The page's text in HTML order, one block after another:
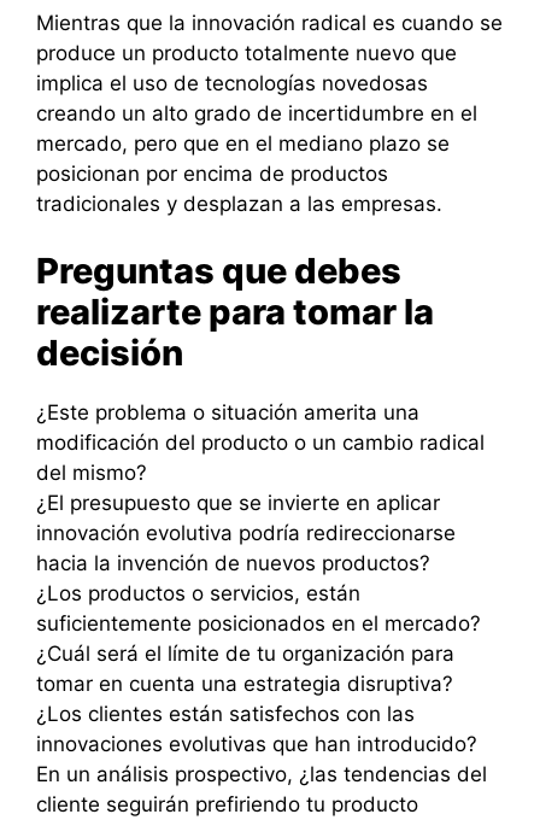
Mientras que la innovación radical es cuando se
produce un producto totalmente nuevo que
implica el uso de tecnologías novedosas
creando un alto grado de incertidumbre en el
mercado, pero que en el mediano plazo se
posicionan por encima de productos
tradicionales y desplazan a las empresas.
Preguntas que debes
realizarte para tomar la
decisión
¿Este problema o situación amerita una
modificación del producto o un cambio radical
del mismo?
¿El presupuesto que se invierte en aplicar
innovación evolutiva podría redireccionarse
hacia la invención de nuevos productos?
¿Los productos o servicios, están
suficientemente posicionados en el mercado?
¿Cuál será el límite de tu organización para
tomar en cuenta una estrategia disruptiva?
¿Los clientes están satisfechos con las
innovaciones evolutivas que han introducido?
En un análisis prospectivo, ¿las tendencias del
cliente seguirán prefiriendo tu producto